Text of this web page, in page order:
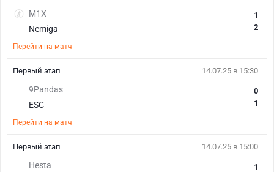
M1X
Nemiga
1
2
Перейти на матч
14.07.25 в 15:30
9Pandas
ESC
0
1
Перейти на матч
Первый этап
14.07.25 в 15:00
Hesta 1
Первый этап